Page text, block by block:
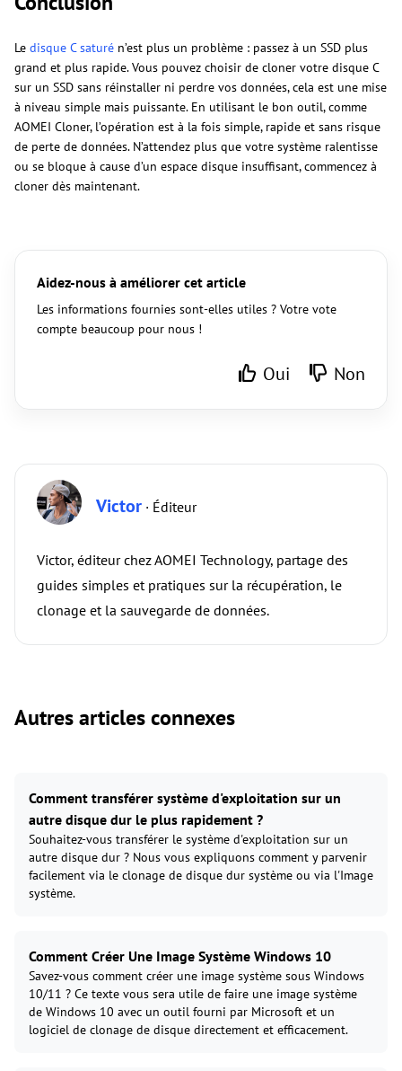
Le disque C saturé n’est plus un problème : passez à un SSD plus
grand et plus rapide. Vous pouvez choisir de cloner votre disque C
sur un SSD sans réinstaller ni perdre vos données, cela est une mise
à niveau simple mais puissante. En utilisant le bon outil, comme
AOMEI Cloner, l’opération est à la fois simple, rapide et sans risque
de perte de données. N’attendez plus que votre système ralentisse
ou se bloque à cause d’un espace disque insuffisant, commencez à
cloner dès maintenant.
Aidez-nous à améliorer cet article
Les informations fournies sont-elles utiles ? Votre vote
compte beaucoup pour nous !
Oui Non
Victor · Éditeur
Victor, éditeur chez AOMEI Technology, partage des
guides simples et pratiques sur la récupération, le
clonage et la sauvegarde de données.
Autres articles connexes
Comment transférer système d'exploitation sur un
autre disque dur le plus rapidement ?
Souhaitez-vous transférer le système d'exploitation sur un
autre disque dur ? Nous vous expliquons comment y parvenir
facilement via le clonage de disque dur système ou via l'Image
système.
Comment Créer Une Image Système Windows 10
Savez-vous comment créer une image système sous Windows
10/11 ? Ce texte vous sera utile de faire une image système
de Windows 10 avec un outil fourni par Microsoft et un
logiciel de clonage de disque directement et efficacement.